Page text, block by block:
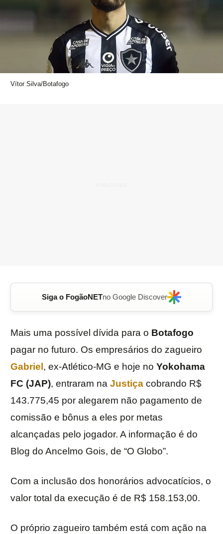
Vítor Silva/Botafogo
Siga o FogãoNETno Google Discover
Mais uma possível dívida para o Botafogo
pagar no futuro. Os empresários do zagueiro
Gabriel , ex-Atlético-MG e hoje no Yokohama
FC (JAP), entraram na Justiça cobrando R$
143.775,45 por alegarem não pagamento de
comissão e bônus a eles por metas
alcançadas pelo jogador. A informação é do
Blog do Ancelmo Gois, de “O Globo”.
Com a inclusão dos honorários advocatícios, o
valor total da execução é de R$ 158.153,00.
O próprio zagueiro também está com ação na